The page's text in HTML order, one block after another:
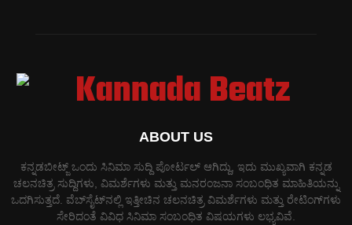
ABOUT US
ಕನ್ನಡಬೀಟ್ಜ್ ಒಂದು ಸಿನಿಮಾ ಸುದ್ದಿ ಪೋರ್ಟಲ್ ಆಗಿದ್ದು, ಇದು ಮುಖ್ಯವಾಗಿ ಕನ್ನಡ
ಚಲನಚಿತ್ರ ಸುದ್ದಿಗಳು, ವಿಮರ್ಶೆಗಳು ಮತ್ತು ಮನರಂಜನಾ ಸಂಬಂಧಿತ ಮಾಹಿತಿಯನ್ನು
ಒದಗಿಸುತ್ತದೆ. ವೆಬ್‌ಸೈಟ್‌ನಲ್ಲಿ ಇತ್ತೀಚಿನ ಚಲನಚಿತ್ರ ವಿಮರ್ಶೆಗಳು ಮತ್ತು ರೇಟಿಂಗ್‌ಗಳು
ಸೇರಿದಂತೆ ವಿವಿಧ ಸಿನಿಮಾ ಸಂಬಂಧಿತ ವಿಷಯಗಳು ಲಭ್ಯವಿವೆ.